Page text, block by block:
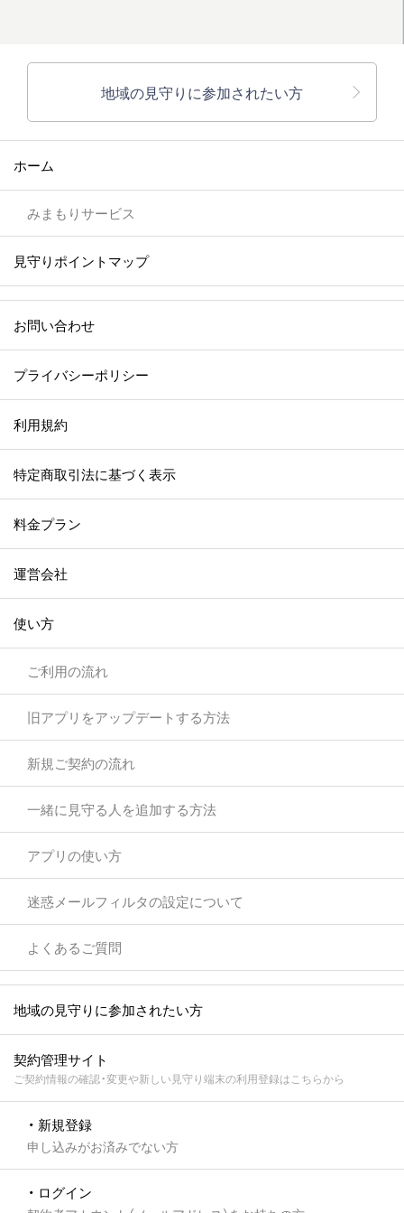
地域の見守りに参加されたい方
ホーム
みまもりサービス
見守りポイントマップ
お問い合わせ
プライバシーポリシー
利用規約
特定商取引法に基づく表示
料金プラン
運営会社
使い方
ご利用の流れ
旧アプリをアップデートする方法
新規ご契約の流れ
一緒に見守る人を追加する方法
アプリの使い方
迷惑メールフィルタの設定について
よくあるご質問
地域の見守りに参加されたい方
契約管理サイト
ご契約情報の確認・変更や新しい見守り端末の利用登録はこちらから
・ 新規登録
申し込みがお済みでない方
・ ログイン